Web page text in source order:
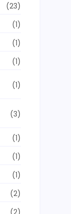
(23)
(1)
(1)
(1)
(1)
(3)
(1)
(1)
(1)
(2)
(2)